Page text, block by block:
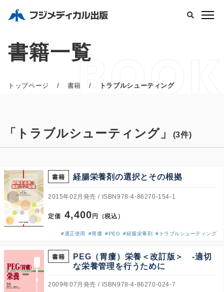
書籍一覧BOOK
トップページ / 書籍 / トラブルシューティング
「トラブルシューティング」 (3件)
書籍 経腸栄養剤の選択とその根拠
2015年02月発売 ISBN978-4-86270-154-1
定価 4,400 円（税込）
#適正使用 #胃瘻 #PEG #経腸栄養剤 #トラブルシューティング
書籍
PEG（胃瘻）栄養＜改訂版＞ -適切
な栄養管理を行うために
2009年07月発売 ISBN978-4-86270-024-7